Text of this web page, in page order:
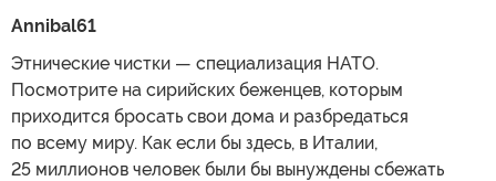
Annibal61
Этнические чистки — специализация НАТО.
Посмотрите на сирийских беженцев, которым
приходится бросать свои дома и разбредаться
по всему миру. Как если бы здесь, в Италии,
25 миллионов человек были бы вынуждены сбежать